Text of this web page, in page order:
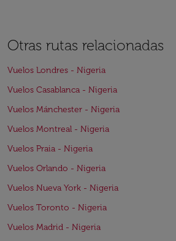
Otras rutas relacionadas
Vuelos Londres - Nigeria
Vuelos Casablanca - Nigeria
Vuelos Mánchester - Nigeria
Vuelos Montreal - Nigeria
Vuelos Praia - Nigeria
Vuelos Orlando - Nigeria
Vuelos Nueva York - Nigeria
Vuelos Toronto - Nigeria
Vuelos Madrid - Nigeria